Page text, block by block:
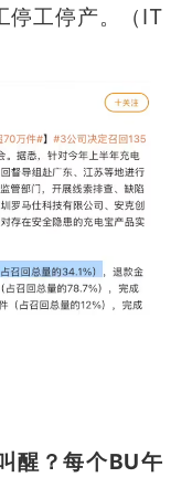
停工停产。（IT
醒？每个BU午